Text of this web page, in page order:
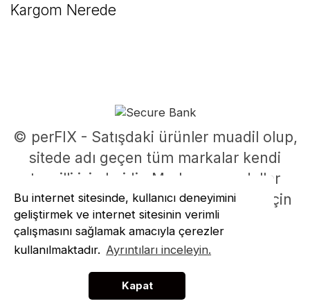
Bu internet sitesinde, kullanıcı deneyimini
geliştirmek ve internet sitesinin verimli
çalışmasını sağlamak amacıyla çerezler
kullanılmaktadır. Ayrıntıları inceleyin.
Kapat
Kargom Nerede
© perFIX - Satışdaki ürünler muadil olup,
sitede adı geçen tüm markalar kendi
tescilli isimleridir. Marka ve modeller
parça uyumluluklarının belirlenmesi için
kullanılmıştır.
ideasoft
e-